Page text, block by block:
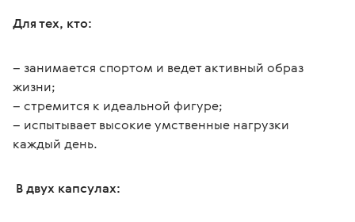
Для тех, кто:
– занимается спортом и ведет активный образ
жизни;
– стремится к идеальной фигуре;
– испытывает высокие умственные нагрузки
каждый день.
В двух капсулах: